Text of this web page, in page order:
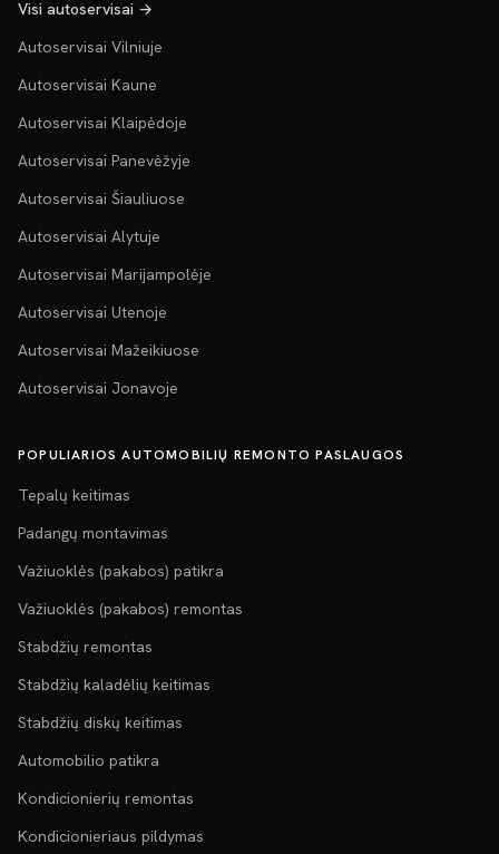
Visi autoservisai →
Autoservisai Vilniuje
Autoservisai Kaune
Autoservisai Klaipėdoje
Autoservisai Panevėžyje
Autoservisai Šiauliuose
Autoservisai Alytuje
Autoservisai Marijampolėje
Autoservisai Utenoje
Autoservisai Mažeikiuose
Autoservisai Jonavoje
POPULIARIOS AUTOMOBILIŲ REMONTO PASLAUGOS
Tepalų keitimas
Padangų montavimas
Važiuoklės (pakabos) patikra
Važiuoklės (pakabos) remontas
Stabdžių remontas
Stabdžių kaladėlių keitimas
Stabdžių diskų keitimas
Automobilio patikra
Kondicionierių remontas
Kondicionieriaus pildymas